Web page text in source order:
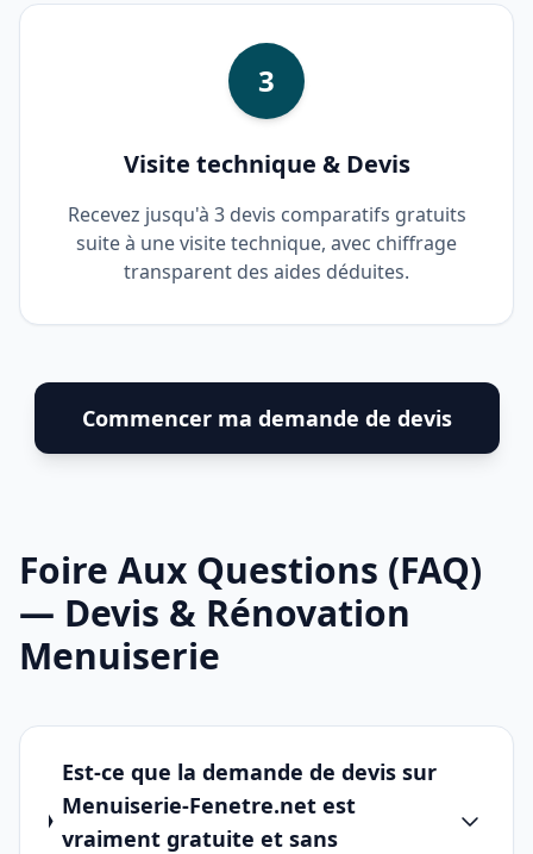
3
Visite technique & Devis
Recevez jusqu'à 3 devis comparatifs gratuits
suite à une visite technique, avec chiffrage
transparent des aides déduites.
Commencer ma demande de devis
Foire Aux Questions (FAQ)
— Devis & Rénovation
Menuiserie
Est-ce que la demande de devis sur
Menuiserie-Fenetre.net est
vraiment gratuite et sans